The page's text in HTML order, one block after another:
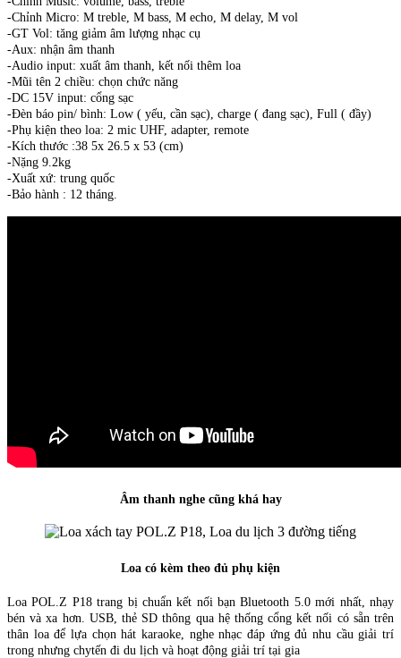
-Chỉnh Micro: M treble, M bass, M echo, M delay, M vol
-GT Vol: tăng giảm âm lượng nhạc cụ
-Aux: nhận âm thanh
-Audio input: xuất âm thanh, kết nối thêm loa
-Mũi tên 2 chiều: chọn chức năng
-DC 15V input: cổng sạc
-Đèn báo pin/ bình: Low ( yếu, cần sạc), charge ( đang sạc), Full ( đầy)
-Phụ kiện theo loa: 2 mic UHF, adapter, remote
-Kích thước :38 5x 26.5 x 53 (cm)
-Nặng 9.2kg
-Xuất xứ: trung quốc
-Bảo hành : 12 tháng.
Âm thanh nghe cũng khá hay
Loa có kèm theo đủ phụ kiện
Loa POL.Z P18 trang bị chuẩn kết nối bạn Bluetooth 5.0 mới nhất, nhạy
bén và xa hơn. USB, thẻ SD thông qua hệ thống cổng kết nối có sẵn trên
thân loa để lựa chọn hát karaoke, nghe nhạc đáp ứng đủ nhu cầu giải trí
trong nhưng chytến đi du lịch và hoạt động giải trí tại gia